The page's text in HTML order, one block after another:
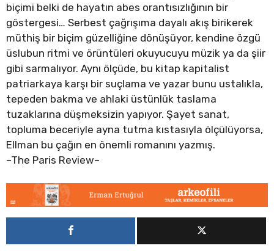
biçimi belki de hayatın abes orantısızlığının bir
göstergesi… Serbest çağrışıma dayalı akış birikerek
müthiş bir biçim güzelliğine dönüşüyor, kendine özgü
üslubun ritmi ve örüntüleri okuyucuyu müzik ya da şiir
gibi sarmalıyor. Aynı ölçüde, bu kitap kapitalist
patriarkaya karşı bir suçlama ve yazar bunu ustalıkla,
tepeden bakma ve ahlaki üstünlük taslama
tuzaklarına düşmeksizin yapıyor. Şayet sanat,
topluma beceriyle ayna tutma kıstasıyla ölçülüyorsa,
Ellman bu çağın en önemli romanını yazmış.
–The Paris Review–